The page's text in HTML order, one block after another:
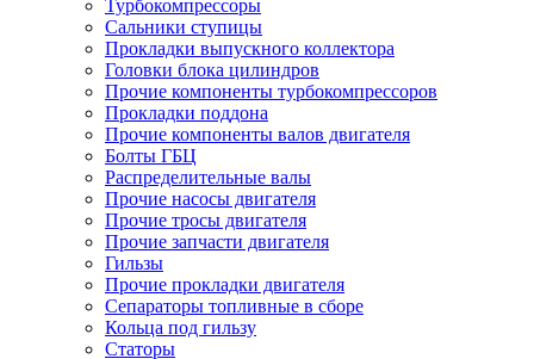
Турбокомпрессоры
Сальники ступицы
Прокладки выпускного коллектора
Головки блока цилиндров
Прочие компоненты турбокомпрессоров
Прокладки поддона
Прочие компоненты валов двигателя
Болты ГБЦ
Распределительные валы
Прочие насосы двигателя
Прочие тросы двигателя
Прочие запчасти двигателя
Гильзы
Прочие прокладки двигателя
Сепараторы топливные в сборе
Кольца под гильзу
Статоры